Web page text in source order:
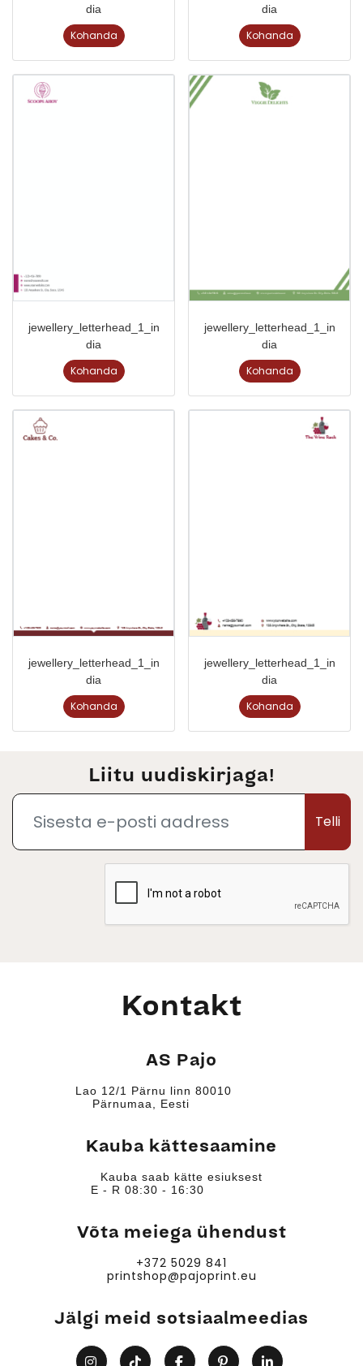
dia
Kohanda
dia
Kohanda
jewellery_letterhead_1_in
dia
Kohanda
jewellery_letterhead_1_in
dia
Kohanda
jewellery_letterhead_1_in
dia
Kohanda
jewellery_letterhead_1_in
dia
Kohanda
Liitu uudiskirjaga!
Telli
Kontakt
AS Pajo
Lao 12/1 Pärnu linn 80010
Pärnumaa, Eesti
Kauba kättesaamine
Kauba saab kätte esiuksest
E - R 08:30 - 16:30
Võta meiega ühendust
+372 5029 841
printshop@pajoprint.eu
Jälgi meid sotsiaalmeedias